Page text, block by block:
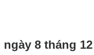
8 tháng